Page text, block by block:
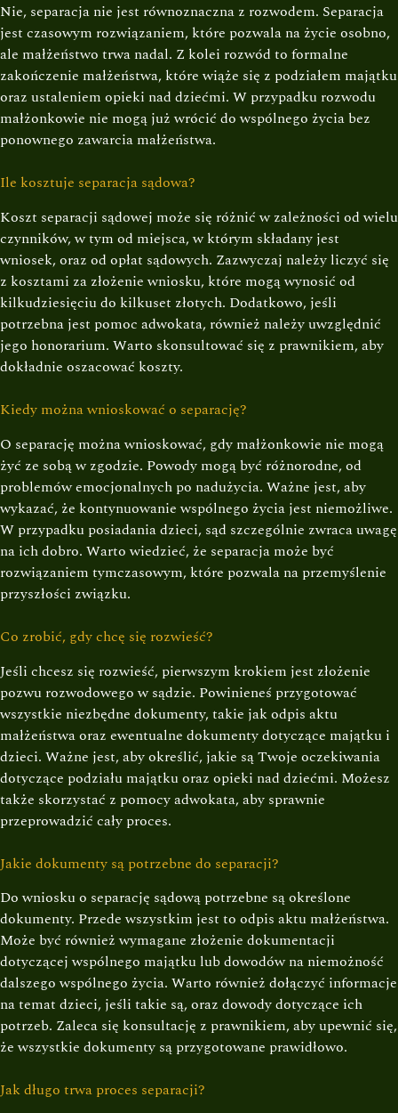
Nie, separacja nie jest równoznaczna z rozwodem. Separacja
jest czasowym rozwiązaniem, które pozwala na życie osobno,
ale małżeństwo trwa nadal. Z kolei rozwód to formalne
zakończenie małżeństwa, które wiąże się z podziałem majątku
oraz ustaleniem opieki nad dziećmi. W przypadku rozwodu
małżonkowie nie mogą już wrócić do wspólnego życia bez
ponownego zawarcia małżeństwa.
Ile kosztuje separacja sądowa?
Koszt separacji sądowej może się różnić w zależności od wielu
czynników, w tym od miejsca, w którym składany jest
wniosek, oraz od opłat sądowych. Zazwyczaj należy liczyć się
z kosztami za złożenie wniosku, które mogą wynosić od
kilkudziesięciu do kilkuset złotych. Dodatkowo, jeśli
potrzebna jest pomoc adwokata, również należy uwzględnić
jego honorarium. Warto skonsultować się z prawnikiem, aby
dokładnie oszacować koszty.
Kiedy można wnioskować o separację?
O separację można wnioskować, gdy małżonkowie nie mogą
żyć ze sobą w zgodzie. Powody mogą być różnorodne, od
problemów emocjonalnych po nadużycia. Ważne jest, aby
wykazać, że kontynuowanie wspólnego życia jest niemożliwe.
W przypadku posiadania dzieci, sąd szczególnie zwraca uwagę
na ich dobro. Warto wiedzieć, że separacja może być
rozwiązaniem tymczasowym, które pozwala na przemyślenie
przyszłości związku.
Co zrobić, gdy chcę się rozwieść?
Jeśli chcesz się rozwieść, pierwszym krokiem jest złożenie
pozwu rozwodowego w sądzie. Powinieneś przygotować
wszystkie niezbędne dokumenty, takie jak odpis aktu
małżeństwa oraz ewentualne dokumenty dotyczące majątku i
dzieci. Ważne jest, aby określić, jakie są Twoje oczekiwania
dotyczące podziału majątku oraz opieki nad dziećmi. Możesz
także skorzystać z pomocy adwokata, aby sprawnie
przeprowadzić cały proces.
Jakie dokumenty są potrzebne do separacji?
Do wniosku o separację sądową potrzebne są określone
dokumenty. Przede wszystkim jest to odpis aktu małżeństwa.
Może być również wymagane złożenie dokumentacji
dotyczącej wspólnego majątku lub dowodów na niemożność
dalszego wspólnego życia. Warto również dołączyć informacje
na temat dzieci, jeśli takie są, oraz dowody dotyczące ich
potrzeb. Zaleca się konsultację z prawnikiem, aby upewnić się,
że wszystkie dokumenty są przygotowane prawidłowo.
Jak długo trwa proces separacji?